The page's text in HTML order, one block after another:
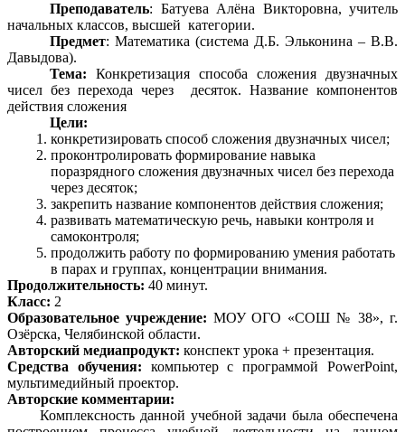
Преподаватель: Батуева Алёна Викторовна, учитель
начальных классов, высшей категории.
Предмет: Математика (система Д.Б. Эльконина – В.В.
Давыдова).
Тема: Конкретизация способа сложения двузначных
чисел без перехода через десяток. Название компонентов
действия сложения
Цели:
конкретизировать способ сложения двузначных чисел;
проконтролировать формирование навыка
поразрядного сложения двузначных чисел без перехода
через десяток;
закрепить название компонентов действия сложения;
развивать математическую речь, навыки контроля и
самоконтроля;
продолжить работу по формированию умения работать
в парах и группах, концентрации внимания.
Продолжительность: 40 минут.
Класс: 2
Образовательное учреждение: МОУ ОГО «СОШ № 38», г.
Озёрска, Челябинской области.
Авторский медиапродукт: конспект урока + презентация.
Средства обучения: компьютер с программой PowerPoint,
мультимедийный проектор.
Авторские комментарии:
Комплексность данной учебной задачи была обеспечена